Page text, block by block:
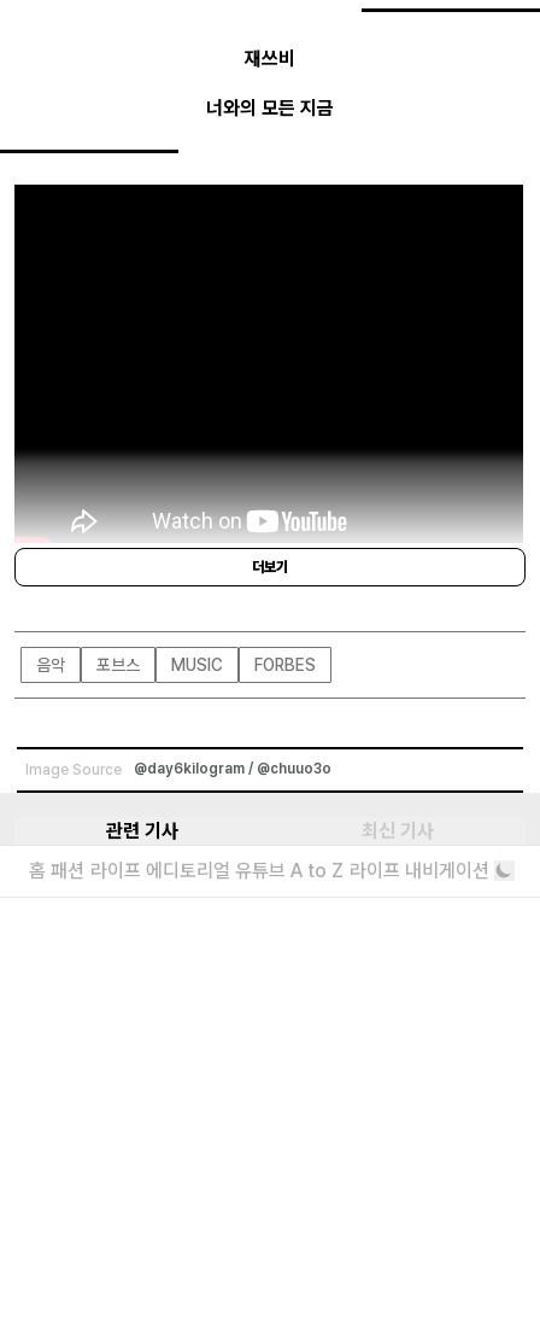
재쓰비
너와의 모든 지금
비’. 다소 한정됐던 재정적 자원에도 불구하고 재밌고 산뜻한 분위기의 노래를 완
성했을 뿐만 아니라 다수 음원차트 상위권을 차지했다는 점을 주목했다.
코스모스
더보기
음악 포브스 MUSIC FORBES
Image Source @day6kilogram / @chuuo3o
관련 기사 최신 기사
수트 입은 테크노의 군주, 게사펠슈타인
홈 패션 라이프 에디토리얼 유튜브 A to Z 라이프 내비게이션